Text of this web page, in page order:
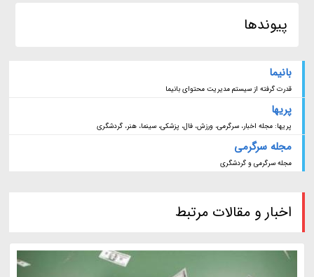
پیوندها
بانیما
قدرت گرفته از سیستم مدیریت محتوای بانیما
پریها
پریها: مجله اخبار، سرگرمی، ورزش، فال، پزشکی، سینما، هنر، گردشگری
مجله سرگرمی
مجله سرگرمی و گردشگری
اخبار و مقالات مرتبط